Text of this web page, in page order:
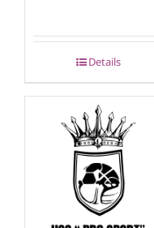
Details